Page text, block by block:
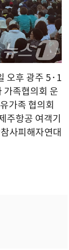
오후 광주 5·1
가족협의회 운
가족 협의회
주항공 여객기
사피해자연대